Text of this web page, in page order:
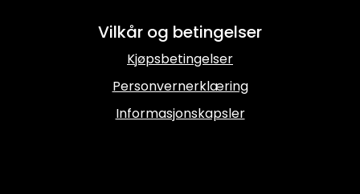
Vilkår og betingelser
Kjøpsbetingelser
Personvernerklæring
Informasjonskapsler